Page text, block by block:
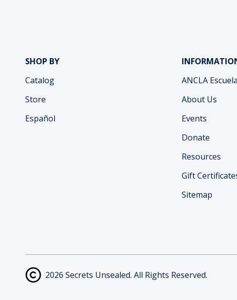
SHOP BY
Catalog
Store
Español
ANCLA
About Us
Events
Donate
Resources
Gift
Sitemap
2026 Secrets Unsealed. All Rights Reserved.